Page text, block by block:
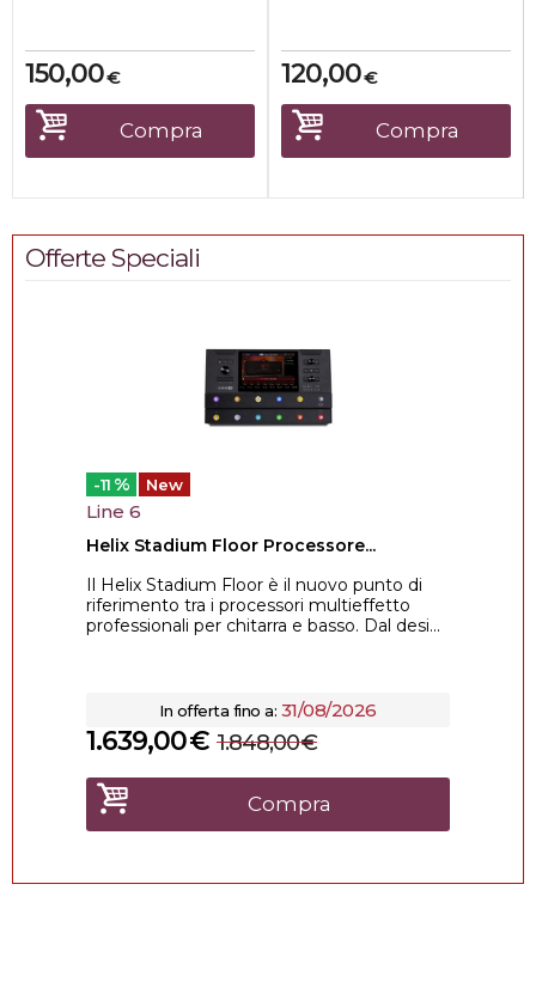
€
150,00
Compra
€
120,00
Compra
Offerte Speciali
-11 % New
Line 6
Helix Stadium Floor Processore...
Il Helix Stadium Floor è il nuovo punto di
riferimento tra i processori multieffetto
professionali per chitarra e basso. Dal desi...
In offerta fino a: 31/08/2026
€
1.639,00 €
1.848,00
Compra